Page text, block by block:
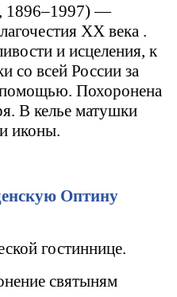
1896–1997) —
XX века .
и исцеления, к
со всей России за
Похоронена
В келье матушки
иконы.
Оптину
гостиннице.
святыням